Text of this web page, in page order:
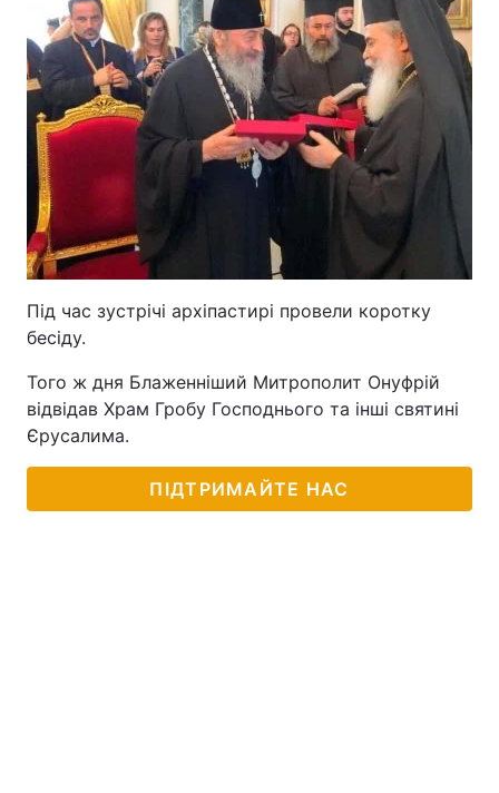
Під час зустрічі архіпастирі провели коротку
бесіду.
Того ж дня Блаженніший Митрополит Онуфрій
відвідав Храм Гробу Господнього та інші святині
Єрусалима.
ПІДТРИМАЙТЕ НАС